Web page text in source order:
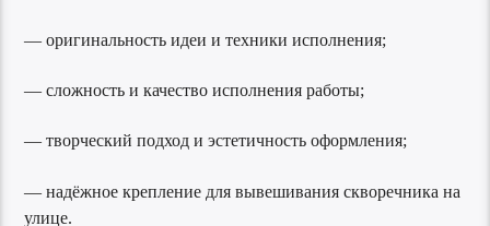
— оригинальность идеи и техники исполнения;
— сложность и качество исполнения работы;
— творческий подход и эстетичность оформления;
— надёжное крепление для вывешивания скворечника на
улице.